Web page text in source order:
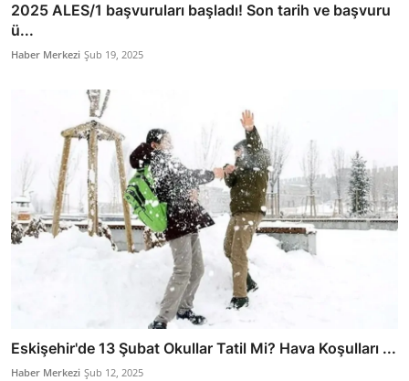
2025 ALES/1 başvuruları başladı! Son tarih ve başvuru
ü...
Haber Merkezi Şub 19, 2025
Eskişehir'de 13 Şubat Okullar Tatil Mi? Hava Koşulları ...
Haber Merkezi Şub 12, 2025